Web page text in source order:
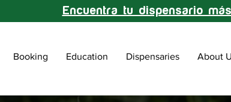
Booking Education Dispensaries About
Encuentra tu dispensario